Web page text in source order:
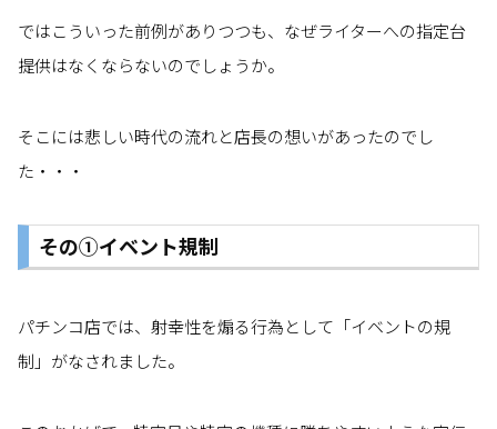
ではこういった前例がありつつも、なぜライターへの指定台
提供はなくならないのでしょうか。
そこには悲しい時代の流れと店長の想いがあったのでし
た・・・
その①イベント規制
パチンコ店では、射幸性を煽る行為として「イベントの規
制」がなされました。